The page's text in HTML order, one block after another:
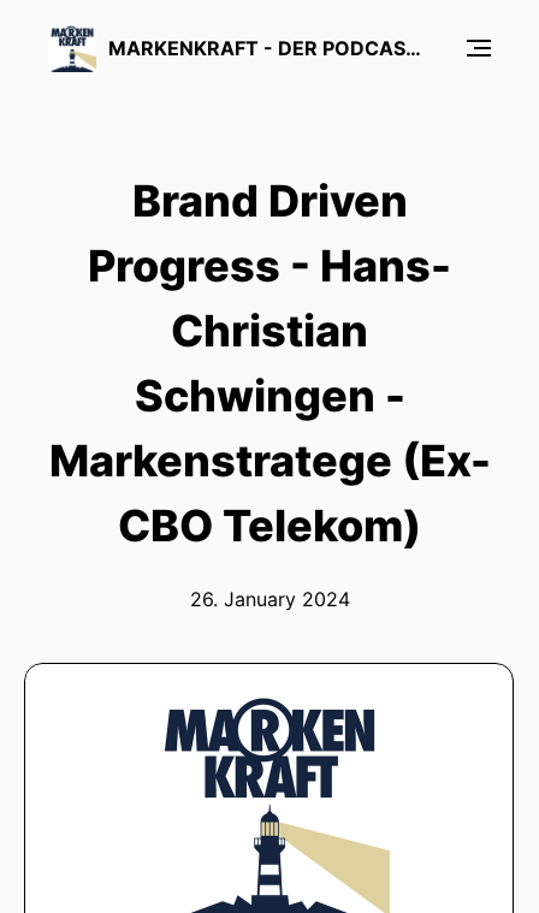
MARKENKRAFT - DER PODCAST ÜBER MARKENFÜHRUNG UND MARKENFORSCHUNG
Brand Driven
Progress - Hans-
Christian
Schwingen -
Markenstratege (Ex-
CBO Telekom)
26. January 2024